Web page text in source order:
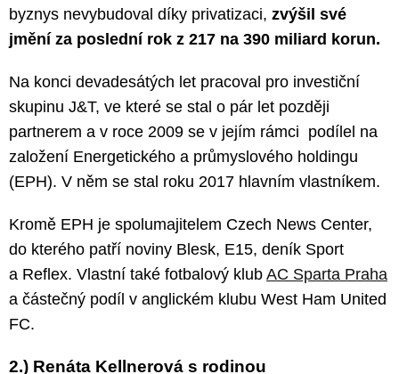
byznys nevybudoval díky privatizaci, zvýšil své
jmění za poslední rok z 217 na 390 miliard korun.
Na konci devadesátých let pracoval pro investiční
skupinu J&T, ve které se stal o pár let později
partnerem a v roce 2009 se v jejím rámci podílel na
založení Energetického a průmyslového holdingu
(EPH). V něm se stal roku 2017 hlavním vlastníkem.
Kromě EPH je spolumajitelem Czech News Center,
do kterého patří noviny Blesk, E15, deník Sport
a Reflex. Vlastní také fotbalový klub AC Sparta Praha
a částečný podíl v anglickém klubu West Ham United
FC.
2.) Renáta Kellnerová s rodinou